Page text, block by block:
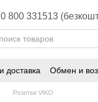
0 800 331513
доставка Обмен и
Розетки VIKO